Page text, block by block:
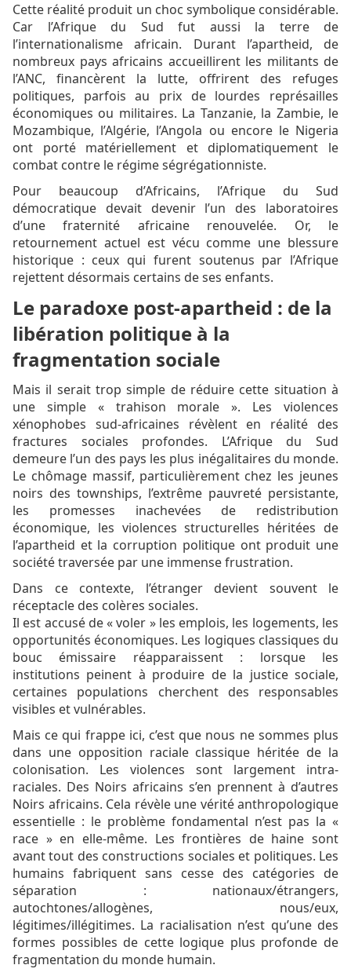
Cette réalité produit un choc symbolique considérable.
Car l’Afrique du Sud fut aussi la terre de
l’internationalisme africain. Durant l’apartheid, de
nombreux pays africains accueillirent les militants de
l’ANC, financèrent la lutte, offrirent des refuges
politiques, parfois au prix de lourdes représailles
économiques ou militaires. La Tanzanie, la Zambie, le
Mozambique, l’Algérie, l’Angola ou encore le Nigeria
ont porté matériellement et diplomatiquement le
combat contre le régime ségrégationniste.
Pour beaucoup d’Africains, l’Afrique du Sud
démocratique devait devenir l’un des laboratoires
d’une fraternité africaine renouvelée. Or, le
retournement actuel est vécu comme une blessure
historique : ceux qui furent soutenus par l’Afrique
rejettent désormais certains de ses enfants.
Le paradoxe post-apartheid : de la
libération politique à la
fragmentation sociale
Mais il serait trop simple de réduire cette situation à
une simple « trahison morale ». Les violences
xénophobes sud-africaines révèlent en réalité des
fractures sociales profondes. L’Afrique du Sud
demeure l’un des pays les plus inégalitaires du monde.
Le chômage massif, particulièrement chez les jeunes
noirs des townships, l’extrême pauvreté persistante,
les promesses inachevées de redistribution
économique, les violences structurelles héritées de
l’apartheid et la corruption politique ont produit une
société traversée par une immense frustration.
Dans ce contexte, l’étranger devient souvent le
réceptacle des colères sociales.
Il est accusé de « voler » les emplois, les logements, les
opportunités économiques. Les logiques classiques du
bouc émissaire réapparaissent : lorsque les
institutions peinent à produire de la justice sociale,
certaines populations cherchent des responsables
visibles et vulnérables.
Mais ce qui frappe ici, c’est que nous ne sommes plus
dans une opposition raciale classique héritée de la
colonisation. Les violences sont largement intra-
raciales. Des Noirs africains s’en prennent à d’autres
Noirs africains. Cela révèle une vérité anthropologique
essentielle : le problème fondamental n’est pas la «
race » en elle-même. Les frontières de haine sont
avant tout des constructions sociales et politiques. Les
humains fabriquent sans cesse des catégories de
séparation : nationaux/étrangers,
autochtones/allogènes, nous/eux,
légitimes/illégitimes. La racialisation n’est qu’une des
formes possibles de cette logique plus profonde de
fragmentation du monde humain.